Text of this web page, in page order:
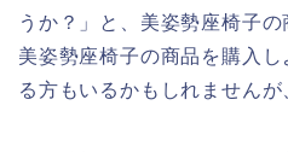
うか？」と、美姿勢座椅子の
美姿勢座椅子の商品を購入
る方もいるかもしれませんが